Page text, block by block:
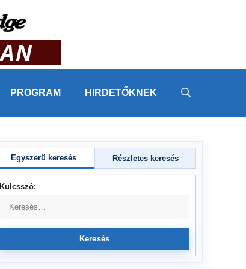
PROGRAM HIRDETŐKNEK
Egyszerű keresés Részletes keresés
Kulcsszó:
Keresés